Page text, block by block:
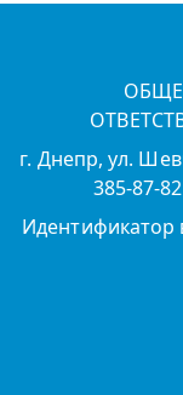
г. Днепр, ул.
385-87-
Идентификатор